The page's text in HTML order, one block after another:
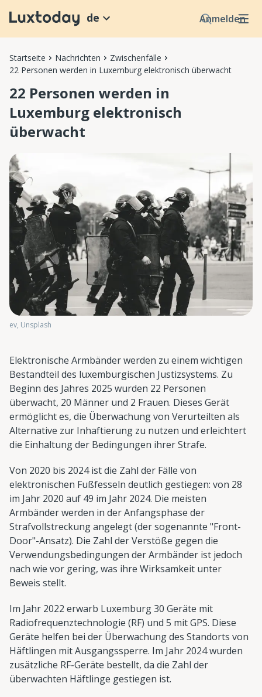
Anmelden
de
Startseite Nachrichten
Zwischenfälle
22 Personen werden in Luxemburg elektronisch überwacht
22 Personen werden in
Luxemburg elektronisch
überwacht
ev, Unsplash
Elektronische Armbänder werden zu einem wichtigen
Bestandteil des luxemburgischen Justizsystems. Zu
Beginn des Jahres 2025 wurden 22 Personen
überwacht, 20 Männer und 2 Frauen. Dieses Gerät
ermöglicht es, die Überwachung von Verurteilten als
Alternative zur Inhaftierung zu nutzen und erleichtert
die Einhaltung der Bedingungen ihrer Strafe.
Von 2020 bis 2024 ist die Zahl der Fälle von
elektronischen Fußfesseln deutlich gestiegen: von 28
im Jahr 2020 auf 49 im Jahr 2024. Die meisten
Armbänder werden in der Anfangsphase der
Strafvollstreckung angelegt (der sogenannte "Front-
Door"-Ansatz). Die Zahl der Verstöße gegen die
Verwendungsbedingungen der Armbänder ist jedoch
nach wie vor gering, was ihre Wirksamkeit unter
Beweis stellt.
Im Jahr 2022 erwarb Luxemburg 30 Geräte mit
Radiofrequenztechnologie (RF) und 5 mit GPS. Diese
Geräte helfen bei der Überwachung des Standorts von
Häftlingen mit Ausgangssperre. Im Jahr 2024 wurden
zusätzliche RF-Geräte bestellt, da die Zahl der
überwachten Häftlinge gestiegen ist.